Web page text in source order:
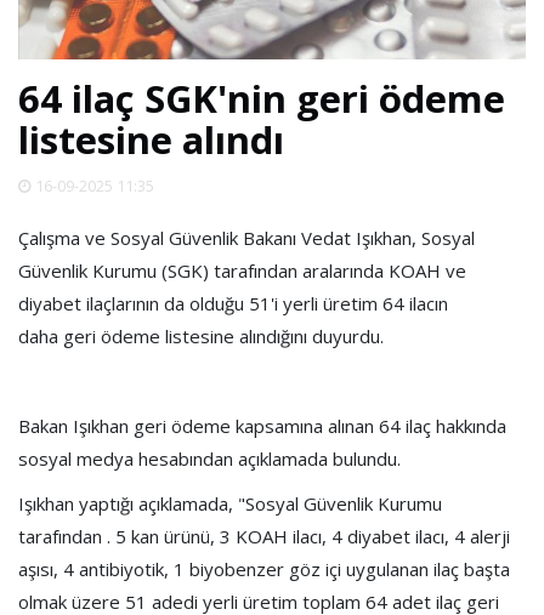
SPOR
DÜNYA
VİDEO
GALERİ
YAZARLAR
REKLAMLAR
64 ilaç SGK'nin geri ödeme
listesine alındı
16-09-2025 11:35
Çalışma ve Sosyal Güvenlik Bakanı Vedat Işıkhan, Sosyal
Güvenlik Kurumu (SGK) tarafından aralarında KOAH ve
diyabet ilaçlarının da olduğu 51'i yerli üretim 64 ilacın
daha geri ödeme listesine alındığını duyurdu.
Bakan Işıkhan geri ödeme kapsamına alınan 64 ilaç hakkında
sosyal medya hesabından açıklamada bulundu.
Işıkhan yaptığı açıklamada, "Sosyal Güvenlik Kurumu
tarafından . 5 kan ürünü, 3 KOAH ilacı, 4 diyabet ilacı, 4 alerji
aşısı, 4 antibiyotik, 1 biyobenzer göz içi uygulanan ilaç başta
olmak üzere 51 adedi yerli üretim toplam 64 adet ilaç geri